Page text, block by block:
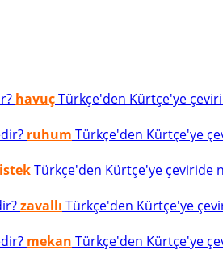
havuçTürkçe'den Kürtçe'ye
ruhum Türkçe'den Kürtçe'ye
istekTürkçe'den Kürtçe'ye çeviride
zavallı Türkçe'den Kürtçe'ye
mekan Türkçe'den Kürtçe'ye